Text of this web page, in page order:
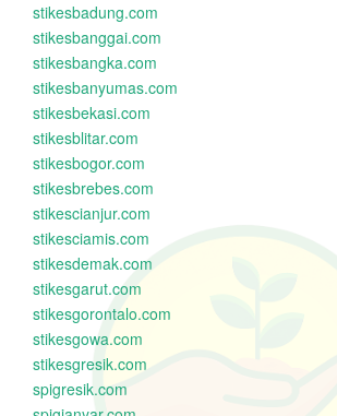
stikesbadung.com
stikesbanggai.com
stikesbangka.com
stikesbanyumas.com
stikesbekasi.com
stikesblitar.com
stikesbogor.com
stikesbrebes.com
stikescianjur.com
stikesciamis.com
stikesdemak.com
stikesgarut.com
stikesgorontalo.com
stikesgowa.com
stikesgresik.com
spigresik.com